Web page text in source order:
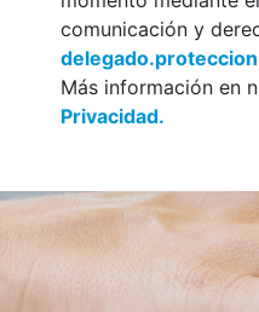
comunicación y
Más información en
Privacidad.